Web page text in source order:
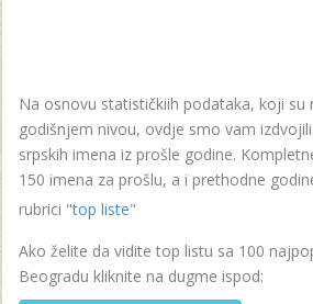
Na osnovu statističkiih podataka, koji su
godišnjem nivou, ovdje smo vam
srpskih imena iz prošle godine.
150 imena za prošlu, a i prethodne
rubrici "top liste"
Ako želite da vidite top listu sa 100
Beogradu kliknite na dugme ispod: